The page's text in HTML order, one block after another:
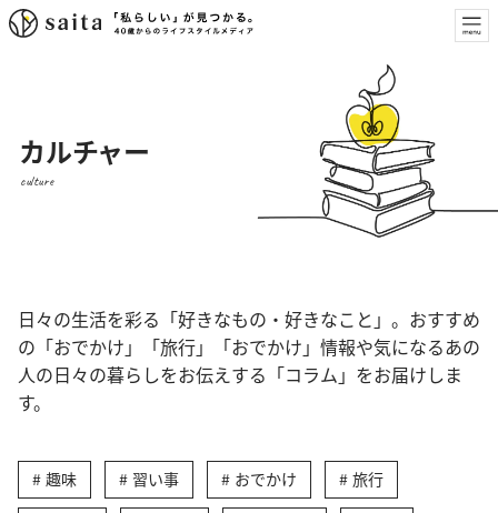
カルチャー
culture
日々の生活を彩る「好きなもの・好きなこと」。おすすめ
の「おでかけ」「旅行」「おでかけ」情報や気になるあの
人の日々の暮らしをお伝えする「コラム」をお届けしま
す。
趣味 習い事 おでかけ 旅行